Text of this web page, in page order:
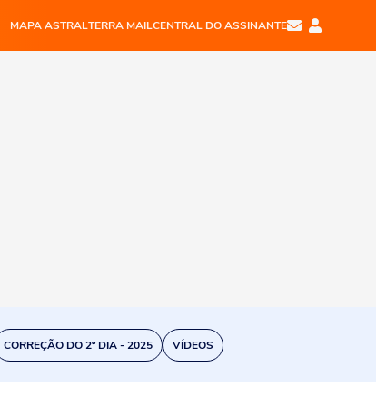
MAPA ASTRALTERRA MAILCENTRAL DO ASSINANTE
CORREÇÃO DO 2º DIA - 2025 VÍDEOS